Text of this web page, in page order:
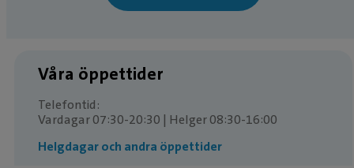
Våra öppettider
Telefontid:
Vardagar 07:30-20:30 | Helger 08:30-16:00
Helgdagar och andra öppettider